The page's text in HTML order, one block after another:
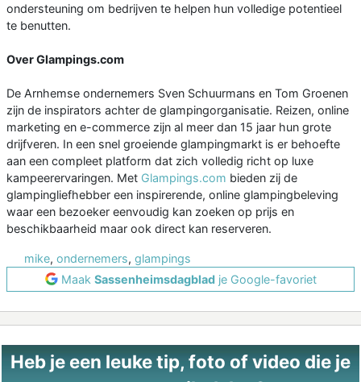
ondersteuning om bedrijven te helpen hun volledige potentieel
te benutten.
Over Glampings.com
De Arnhemse ondernemers Sven Schuurmans en Tom Groenen
zijn de inspirators achter de glampingorganisatie. Reizen, online
marketing en e-commerce zijn al meer dan 15 jaar hun grote
drijfveren. In een snel groeiende glampingmarkt is er behoefte
aan een compleet platform dat zich volledig richt op luxe
kampeerervaringen. Met Glampings.com bieden zij de
glampingliefhebber een inspirerende, online glampingbeleving
waar een bezoeker eenvoudig kan zoeken op prijs en
beschikbaarheid maar ook direct kan reserveren.
mike, ondernemers, glampings
Maak Sassenheimsdagbladje Google-favoriet
Heb je een leuke tip, foto of video die je